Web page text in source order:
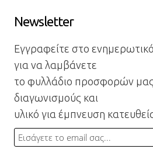
Newsletter
Εγγραφείτε στο
για να λαμβάνετε
το φυλλάδιο προσφορών
διαγωνισμούς και
υλικό για έμπνευση